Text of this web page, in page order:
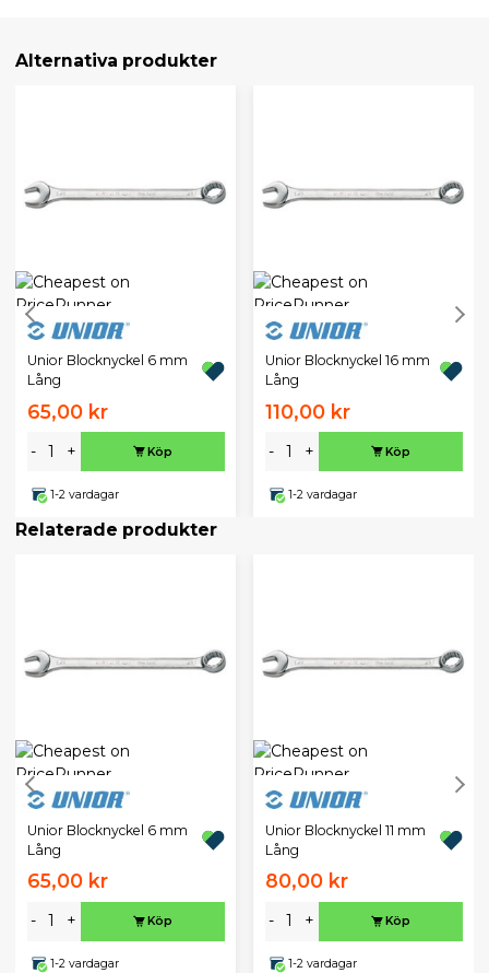
Alternativa produkter
Unior Blocknyckel 6 mm
Lång
65,00 kr
- + Köp
1-2 vardagar
Unior Blocknyckel 16 mm
Lång
110,00 kr
- + Köp
1-2 vardagar
Relaterade produkter
Unior Blocknyckel 6 mm
Lång
65,00 kr
- + Köp
1-2 vardagar
Unior Blocknyckel 11 mm
Lång
80,00 kr
- + Köp
1-2 vardagar